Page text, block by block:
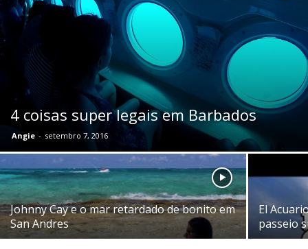
4 coisas super legais em Barbados
Angie - setembro 7, 2016
Johnny Cay e o mar retardado de bonito em
San Andres
El
passeio